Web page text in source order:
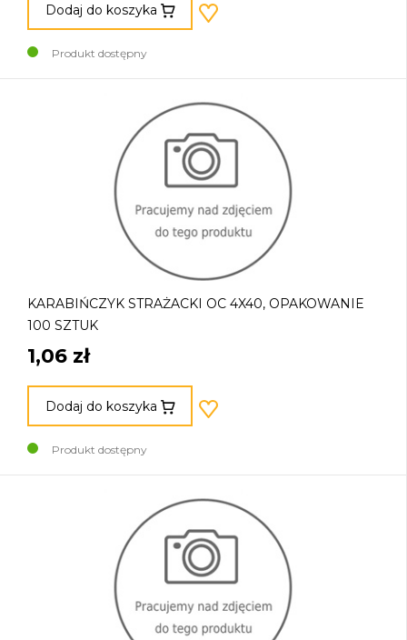
Dodaj do koszyka
Produkt dostępny
KARABIŃCZYK STRAŻACKI OC 4X40, OPAKOWANIE
100 SZTUK
1,06 zł
Dodaj do koszyka
Produkt dostępny